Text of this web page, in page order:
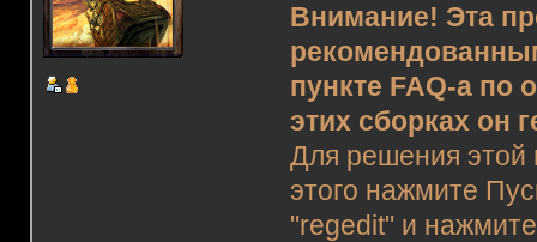
Внимание! Эта
пункте FAQ-а
этих сборках он
Для решения этой
этого нажмите
"regedit" и